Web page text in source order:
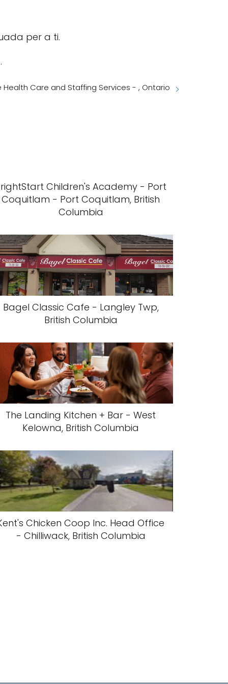
per a ti.
Care and Staffing Services - , Ontario
Children's Academy - Port
Coquitlam - Port Coquitlam, British
Columbia
Bagel Classic Cafe - Langley Twp,
British Columbia
The Landing Kitchen + Bar - West
Kelowna, British Columbia
Chicken Coop Inc. Head Office
- Chilliwack, British Columbia